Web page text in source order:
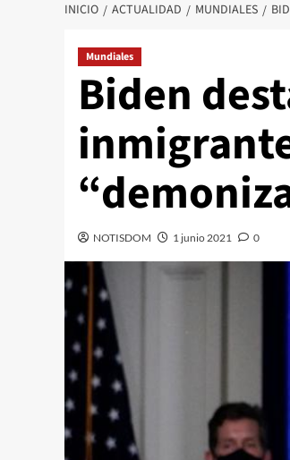
INICIO ACTUALIDAD MUNDIALES
Mundiales
Biden
NOTISDOM 1 junio 2021 0